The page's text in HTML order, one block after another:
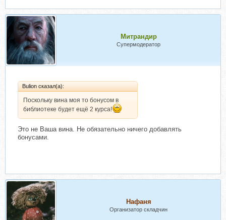
Митрандир
Супермодератор
Bulion сказал(а):
Поскольку вина моя то бонусом в
библиотеке будет ещё 2 курса!
Это не Ваша вина. Не обязательно ничего добавлять
бонусами.
Нафаня
Организатор складчин